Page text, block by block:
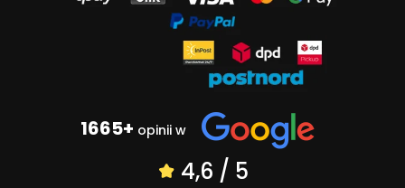
1665+ opinii w
4,6 / 5